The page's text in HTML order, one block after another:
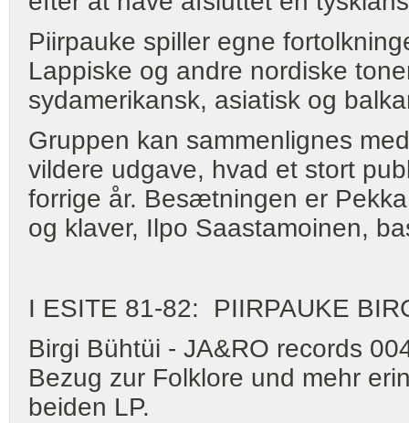
Piirpauke spiller egne
Lappiske og andre nordiske
sydamerikansk, asiatisk og
Gruppen kan sammenlignes
vildere udgave, hvad et stort
forrige år. Besætningen er
og klaver, Ilpo Saastamoinen,
I ESITE 81-82: PIIRPAUKE
Birgi Bühtüi - JA&RO records
Bezug zur Folklore und mehr
beiden LP.